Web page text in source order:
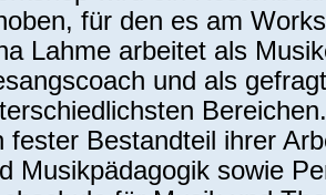
für den es am
Lahme arbeitet als
und als
fester Bestandteil ihrer
Musikpädagogik sowie